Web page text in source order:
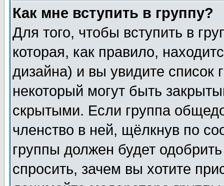
Как мне вступить в группу?
Для того, чтобы вступить в
которая, как правило,
дизайна) и вы увидите список
некоторый могут быть
скрытыми. Если группа
членство в ней, щёлкнув по
группы должен будет
спросить, зачем вы хотите